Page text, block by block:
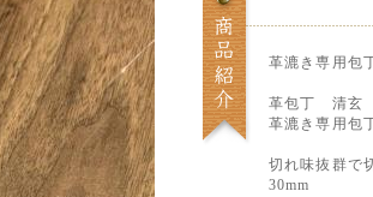
革漉き専用包
革包丁 清玄
革漉き専用包
切れ味抜群で
30mm